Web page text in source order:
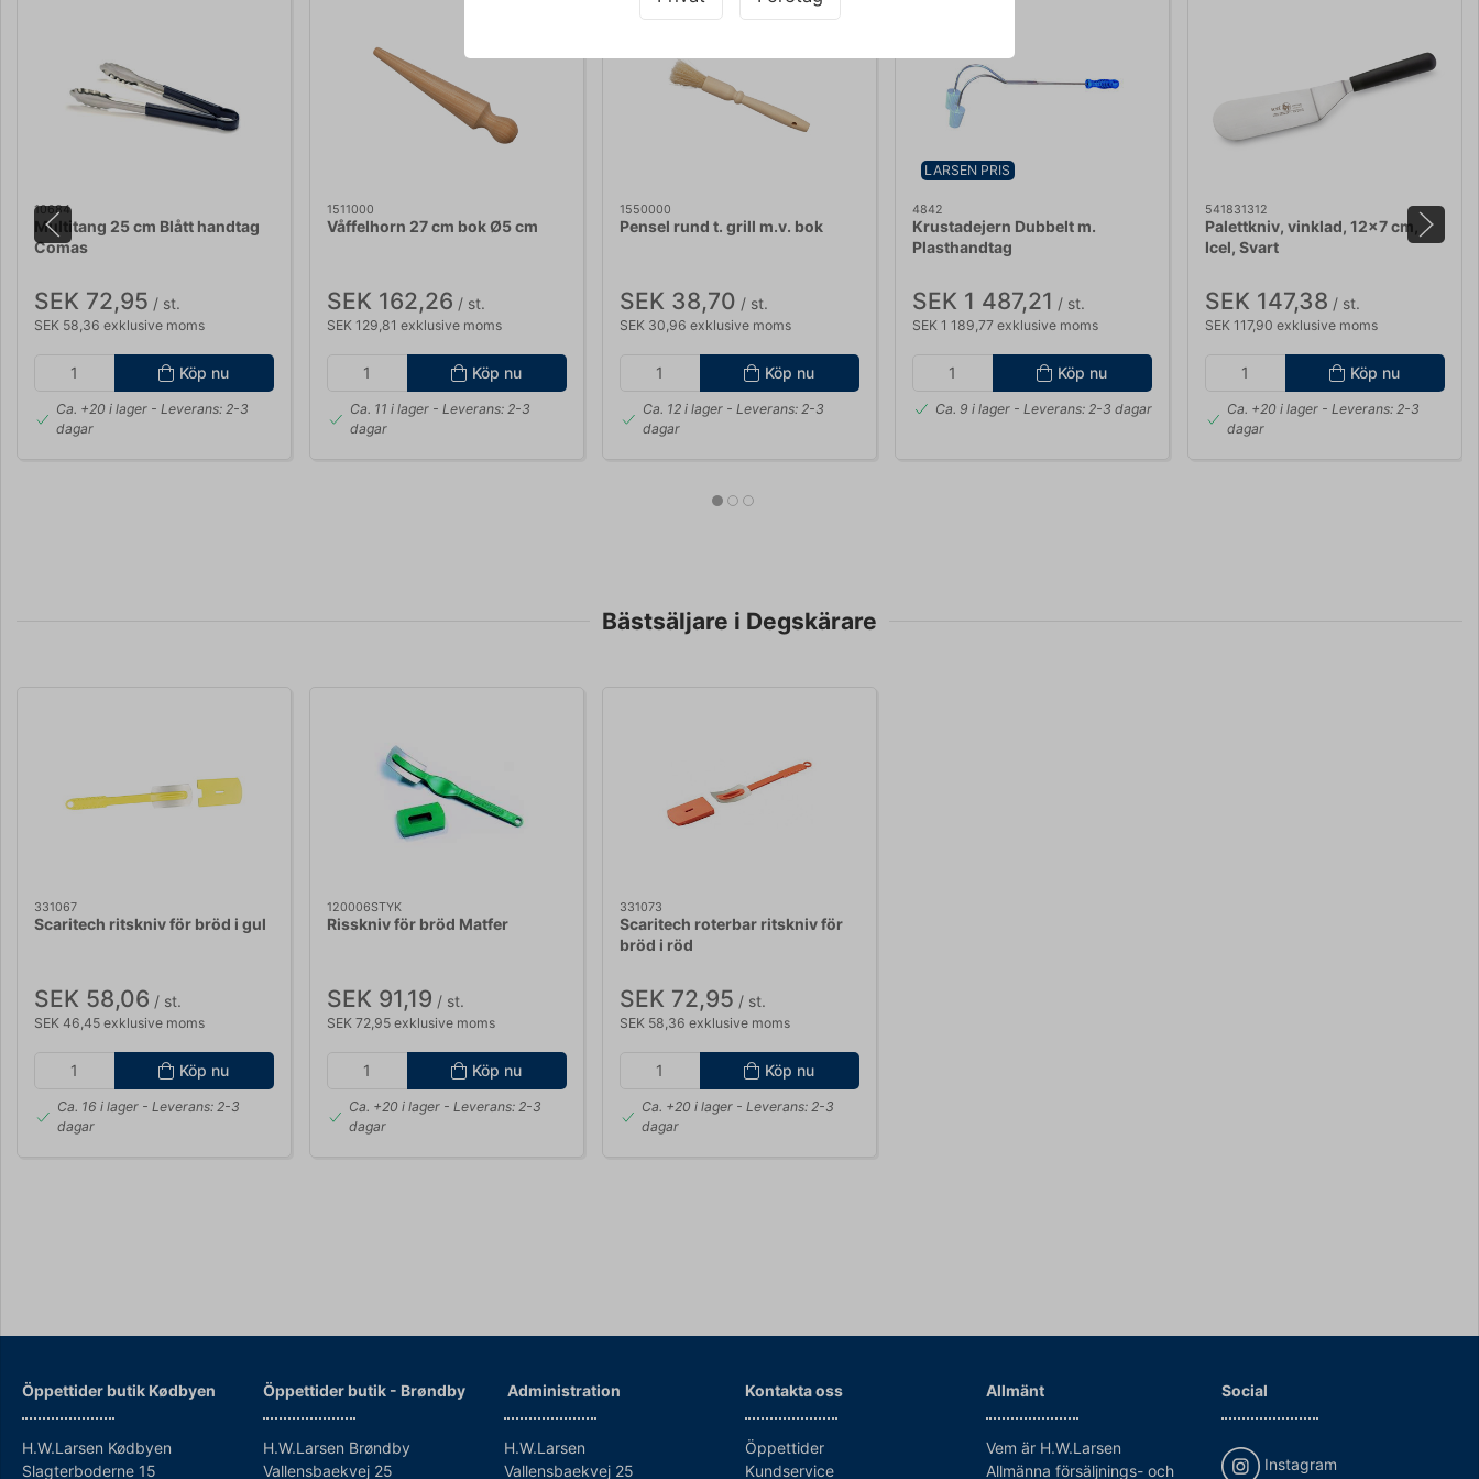
10684
Multitang 25 cm Blått handtag
Comas
SEK 72,95 / st.
SEK 58,36 exklusive moms
Köp nu
Ca. +20 i lager- Leverans: 2-3
dagar
1511000
Våffelhorn 27 cm bok Ø5 cm
SEK 162,26 / st.
SEK 129,81 exklusive moms
Köp nu
Ca. 11 i lager- Leverans: 2-3
dagar
1550000
Pensel rund t. grill m.v. bok
SEK 38,70 / st.
SEK 30,96 exklusive moms
Köp nu
Ca. 12 i lager- Leverans: 2-3
dagar
LARSEN PRIS
4842
Krustadejern Dubbelt m.
Plasthandtag
SEK 1 487,21 / st.
SEK 1 189,77 exklusive moms
Köp nu
Ca. 9 i lager - Leverans: 2-3 dagar
541831312
Palettkniv, vinklad, 12x7 cm,
Icel, Svart
SEK 147,38 / st.
SEK 117,90 exklusive moms
Köp nu
Ca. +20 i lager- Leverans: 2-3
dagar
Bästsäljare i Degskärare
331067
Scaritech ritskniv för bröd i gul
SEK 58,06 / st.
SEK 46,45 exklusive moms
Köp nu
Ca. 16 i lager- Leverans: 2-3
dagar
120006STYK
Risskniv för bröd Matfer
SEK 91,19 / st.
SEK 72,95 exklusive moms
Köp nu
Ca. +20 i lager- Leverans: 2-3
dagar
331073
Scaritech roterbar ritskniv för
bröd i röd
SEK 72,95 / st.
SEK 58,36 exklusive moms
Köp nu
Ca. +20 i lager- Leverans: 2-3
dagar
Öppettider butik Kødbyen
H.W.Larsen Kødbyen
Slagterboderne 15
Öppettider butik - Brøndby
H.W.Larsen Brøndby
Vallensbaekvej 25
Administration
H.W.Larsen
Vallensbaekvej 25
Kontakta oss
Öppettider
Kundservice
Allmänt
Vem är H.W.Larsen
Allmänna försäljnings- och
Social
Instagram